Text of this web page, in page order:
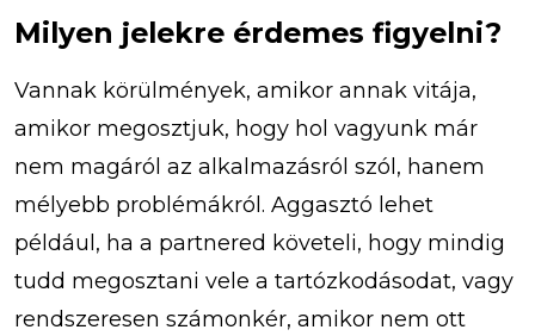
Milyen jelekre érdemes figyelni?
Vannak körülmények, amikor annak vitája,
amikor megosztjuk, hogy hol vagyunk már
nem magáról az alkalmazásról szól, hanem
mélyebb problémákról. Aggasztó lehet
például, ha a partnered követeli, hogy mindig
tudd megosztani vele a tartózkodásodat, vagy
rendszeresen számonkér, amikor nem ott